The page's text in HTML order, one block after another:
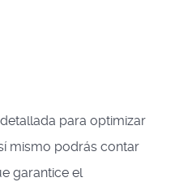
para optimizar
mismo podrás contar
garantice el